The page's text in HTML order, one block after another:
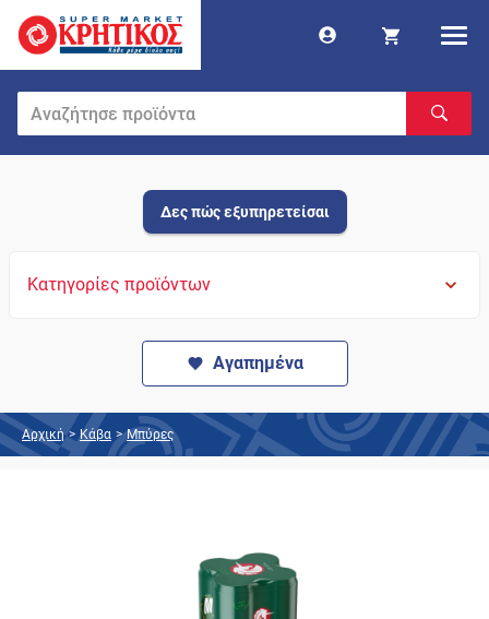
Δες πώς εξυπηρετείσαι
Κατηγορίες προϊόντων
Αγαπημένα
Αρχική > Κάβα > Μπύρες